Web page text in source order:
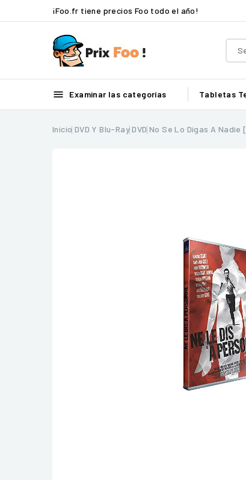
¡Foo.fr tiene precios Foo todo el año!
 Examinar las categorías Tabletas
Inicio DVD Y Blu-Ray DVD No Se Lo Digas A